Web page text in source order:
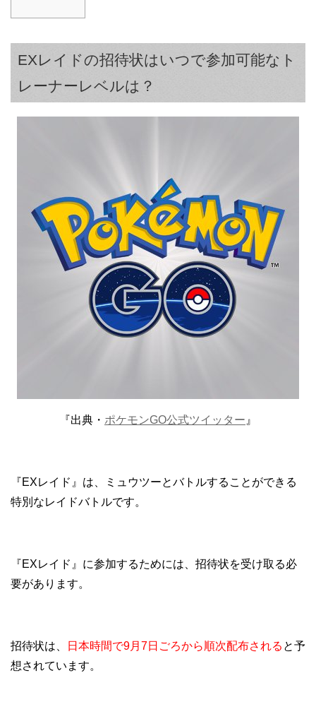
EXレイドの招待状はいつで参加可能なト
レーナーレベルは？
『出典・ ポケモンGO公式ツイッター 』
『EXレイド』は、ミュウツーとバトルすることができる
特別なレイドバトルです。
『EXレイド』に参加するためには、招待状を受け取る必
要があります。
招待状は、 日本時間で9月7日ごろから順次配布される と予
想されています。